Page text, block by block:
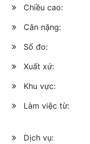
Chiều cao:
Cân nặng:
Số đo:
Xuất xứ:
Khu vực:
Làm việc từ:
Dịch vụ: